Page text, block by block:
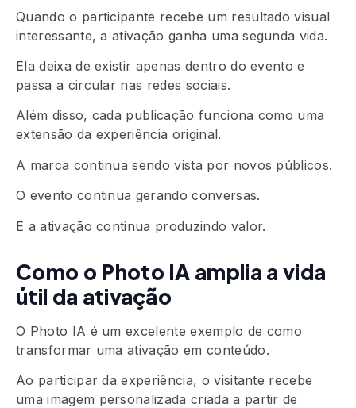
Quando o participante recebe um resultado visual
interessante, a ativação ganha uma segunda vida.
Ela deixa de existir apenas dentro do evento e
passa a circular nas redes sociais.
Além disso, cada publicação funciona como uma
extensão da experiência original.
A marca continua sendo vista por novos públicos.
O evento continua gerando conversas.
E a ativação continua produzindo valor.
Como o Photo IA amplia a vida
útil da ativação
O Photo IA é um excelente exemplo de como
transformar uma ativação em conteúdo.
Ao participar da experiência, o visitante recebe
uma imagem personalizada criada a partir de